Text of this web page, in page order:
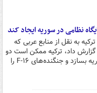
به نقل از منابع عربی که
داد، ترکیه ممکن است دو
پایگاه نظامی در سوریه بسازد و جنگنده‌های F-۱۶ را